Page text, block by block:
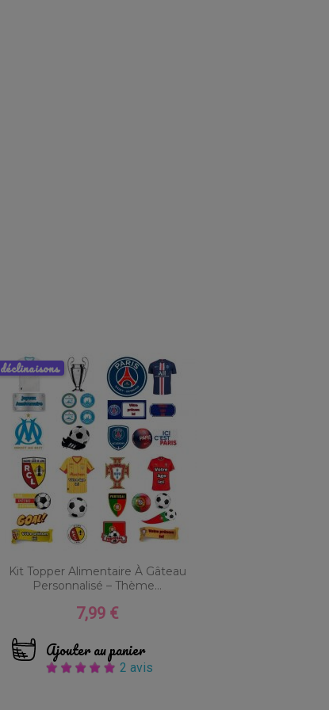
Kit Topper Alimentaire À Gâteau
Personnalisé – Thème...
Prix
7,99 €
Ajouter au panier
2 avis
déclinaisons